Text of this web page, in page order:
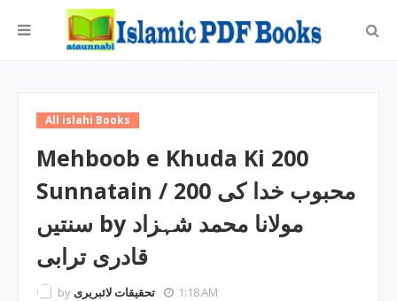
All islahi Books
Mehboob e Khuda Ki 200
Sunnatain / محبوب خدا کی 200
سنتیں by مولانا محمد شہزاد
قادری ترابی
by تحقیقات لائبریری 1:18 AM